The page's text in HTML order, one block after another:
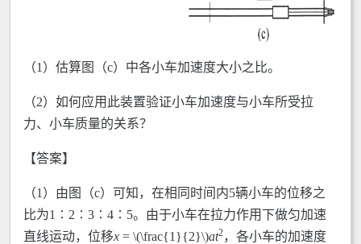
（1）估算图（c）中各小车加速度大小之比。
（2）如何应用此装置验证小车加速度与小车所受拉
力、小车质量的关系？
【答案】
（1）由图（c）可知，在相同时间内5辆小车的位移之
比为1∶2∶3∶4∶5。由于小车在拉力作用下做匀加速
直线运动，位移x = \(\frac{1}{2}\)at2，各小车的加速度